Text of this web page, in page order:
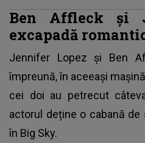
Ben Affleck și
excapadă
Jennifer Lopez și Ben
împreună, în aceeași
cei doi au petrecut
actorul deține o cabană
în Big Sky.